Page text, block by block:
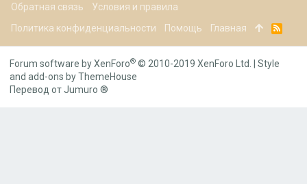
Обратная связь
Условия и правила
Политика конфиденциальности
Помощь Главная
R
S
Forum software by XenForo® © 2010-2019 XenForo Ltd.
Style
and add-ons by ThemeHouse
Перевод от Jumuro ®